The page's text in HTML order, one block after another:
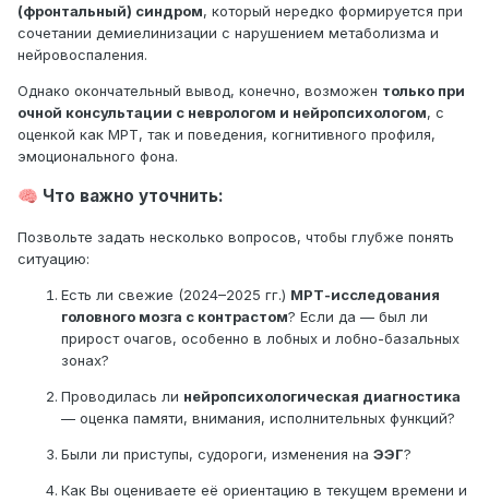
(фронтальный) синдром, который нередко формируется при
сочетании демиелинизации с нарушением метаболизма и
нейровоспаления.
Однако окончательный вывод, конечно, возможен только при
очной консультации с неврологом и нейропсихологом, с
оценкой как МРТ, так и поведения, когнитивного профиля,
эмоционального фона.
🧠 Что важно уточнить:
Позвольте задать несколько вопросов, чтобы глубже понять
ситуацию:
Есть ли свежие (2024–2025 гг.) МРТ-исследования
головного мозга с контрастом? Если да — был ли
прирост очагов, особенно в лобных и лобно-базальных
зонах?
Проводилась ли нейропсихологическая диагностика
— оценка памяти, внимания, исполнительных функций?
Были ли приступы, судороги, изменения на ЭЭГ?
Как Вы оцениваете её ориентацию в текущем времени и